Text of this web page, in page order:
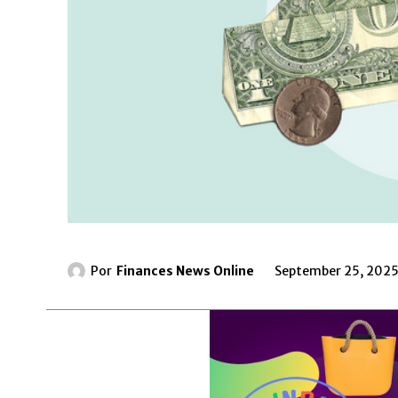
Por Finances News Online September 25, 2025